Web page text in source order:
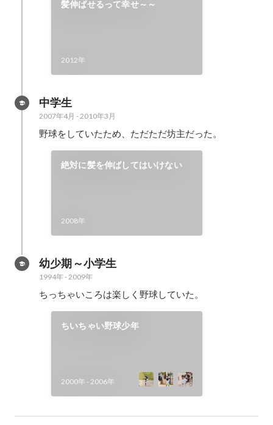
髪伸ばせるって幸せ～～
2012年
中学生
2007年4月 -2010年3月
野球をしていたため、ただただ坊主だった。
絶対に髪を伸ばしてはいけない
2008年
幼少期～小学生
1994年-2009年
ちっちゃいころは楽しく野球していた。
ちいちゃい野球少年
2000年 -2006年